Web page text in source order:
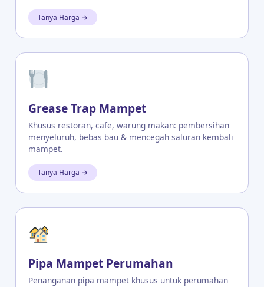
Tanya Harga →
Grease Trap Mampet
Khusus restoran, cafe, warung makan: pembersihan
menyeluruh, bebas bau & mencegah saluran kembali
mampet.
Tanya Harga →
Pipa Mampet Perumahan
Penanganan pipa mampet khusus untuk perumahan